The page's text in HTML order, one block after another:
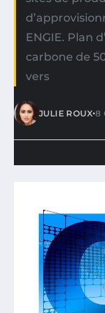
ENGIE. Plan
carbone de
vers
JULIE ROUX•8